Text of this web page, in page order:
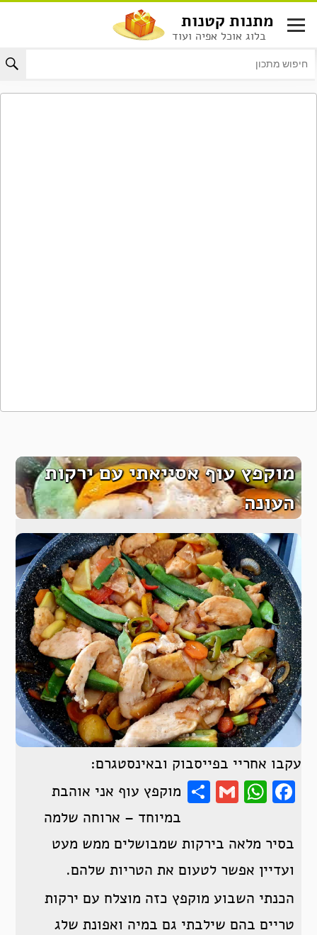
לתוכן
מתנות קטנות
בלוג אוכל אפיה ועוד
מוקפץ עוף אסייאתי עם ירקות
העונה
עקבו אחריי בפייסבוק ובאינסטגרם:
Facebook
WhatsApp
Gmail
Share
מוקפץ עוף אני אוהבת
במיוחד – ארוחה שלמה
בסיר מלאה בירקות שמבושלים ממש מעט
ועדיין אפשר לטעום את הטריות שלהם.
הכנתי השבוע מוקפץ כזה מוצלח עם ירקות
טריים בהם שילבתי גם במיה ואפונת שלג